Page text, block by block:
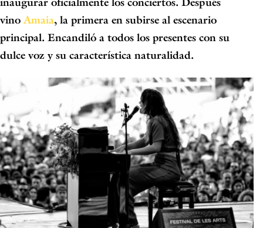
vinoAmaia, la primera en subirse al escenario
principal. Encandiló a todos los presentes con su
dulce voz y su característica naturalidad.